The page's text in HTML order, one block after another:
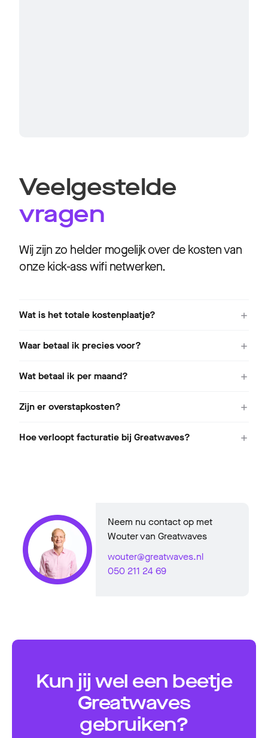
Veelgestelde
vragen
Wij zijn zo helder mogelijk over de kosten van
onze kick-ass wifi netwerken.
Wat is het totale kostenplaatje?
Waar betaal ik precies voor?
Wat betaal ik per maand?
Zijn er overstapkosten?
Hoe verloopt facturatie bij Greatwaves?
Neem nu contact op met
Wouter van Greatwaves
wouter@greatwaves.nl
050 211 24 69
Kun jij wel een beetje
Greatwaves
gebruiken?